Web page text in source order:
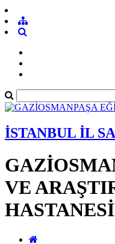
İSTANBUL İL
VE
HASTANESİ